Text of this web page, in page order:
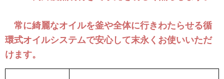
常に綺麗なオイルを釜や全体に行きわたらせる循
環式オイルシステムで安心して末永くお使いいただ
けます。